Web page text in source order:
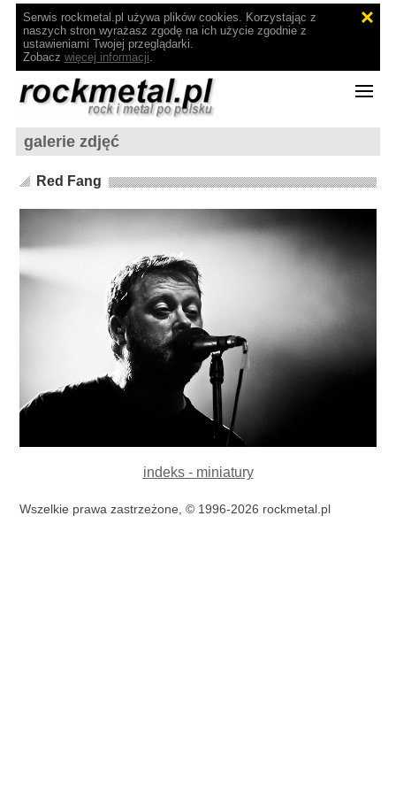
Serwis rockmetal.pl używa plików cookies. Korzystając z
naszych stron wyrażasz zgodę na ich użycie zgodnie z
ustawieniami Twojej przeglądarki.
Zobacz więcej informacji.
galerie zdjęć
Red Fang
indeks - miniatury
Wszelkie prawa zastrzeżone, © 1996-2026 rockmetal.pl